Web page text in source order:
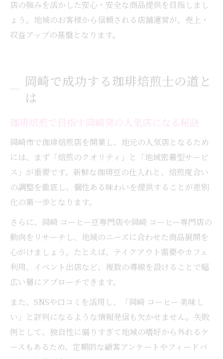
店の強みを活かした安心・安全な商品提供を目指しまし
ょう。地域のお客様から信頼される店舗運営が、売上・
収益アップの基盤となります。
岡崎で成功する珈琲焙煎士の道と
は
珈琲焙煎で目指す岡崎発の人気店になる秘訣
岡崎市で珈琲焙煎店を開業し、地元の人気店となるため
には、まず「焙煎のクオリティ」と「地域密着型サービ
ス」が重要です。新鮮な珈琲豆の仕入れと、焙煎度合い
の調整を徹底し、個性ある味わいを提供することが差別
化の第一歩となります。
さらに、岡崎 コーヒー豆専門店や岡崎 コーヒー専門店の
動向をリサーチし、地域のニーズに合わせた商品展開を
心がけましょう。たとえば、テイクアウト需要やカフェ
利用、イベント出店など、複数の導線を設けることで幅
広い層にアプローチできます。
また、SNSや口コミを活用し、「岡崎 コーヒー 美味し
い」と評判になるような情報発信も欠かせません。失敗
例として、独自性に偏りすぎて地域の嗜好から外れるケ
ースもあるため、定期的な顧客アンケートやフィードバ